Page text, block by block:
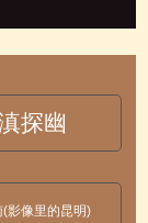
探幽
(影像里的昆明)